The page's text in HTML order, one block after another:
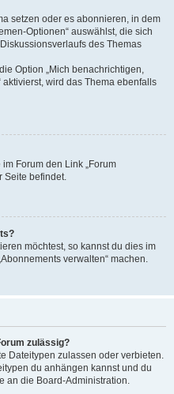
setzen oder es abonnieren, in dem
Optionen“ auswählst, die sich
des Themas
Option „Mich benachrichtigen,
wird das Thema ebenfalls
Forum den Link „Forum
Seite befindet.
möchtest, so kannst du dies im
verwalten“ machen.
zulässig?
Dateitypen zulassen oder verbieten.
du anhängen kannst und du
an die Board-Administration.